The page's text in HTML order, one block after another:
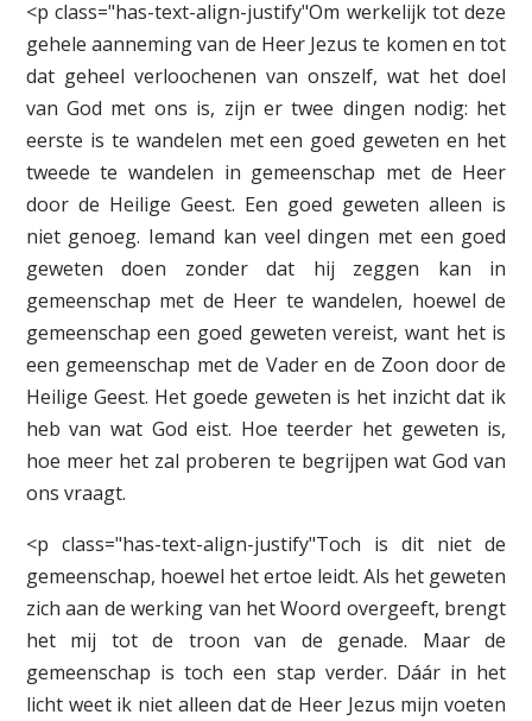
<p class="has-text-align-justify"Om werkelijk tot deze
gehele aanneming van de Heer Jezus te komen en tot
dat geheel verloochenen van onszelf, wat het doel
van God met ons is, zijn er twee dingen nodig: het
eerste is te wandelen met een goed geweten en het
tweede te wandelen in gemeenschap met de Heer
door de Heilige Geest. Een goed geweten alleen is
niet genoeg. Iemand kan veel dingen met een goed
geweten doen zonder dat hij zeggen kan in
gemeenschap met de Heer te wandelen, hoewel de
gemeenschap een goed geweten vereist, want het is
een gemeenschap met de Vader en de Zoon door de
Heilige Geest. Het goede geweten is het inzicht dat ik
heb van wat God eist. Hoe teerder het geweten is,
hoe meer het zal proberen te begrijpen wat God van
ons vraagt.
<p class="has-text-align-justify"Toch is dit niet de
gemeenschap, hoewel het ertoe leidt. Als het geweten
zich aan de werking van het Woord overgeeft, brengt
het mij tot de troon van de genade. Maar de
gemeenschap is toch een stap verder. Dáár in het
licht weet ik niet alleen dat de Heer Jezus mijn voeten